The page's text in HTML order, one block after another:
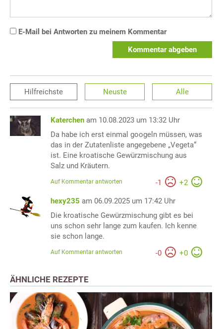
E-Mail bei Antworten zu meinem Kommentar
Kommentar abgeben
Hilfreichste Neuste Alle
Katerchen am 10.08.2023 um 13:32 Uhr
Da habe ich erst einmal googeln müssen, was
das in der Zutatenliste angegebene „Vegeta“
ist. Eine kroatische Gewürzmischung aus
Salz und Kräutern.
-1 +2
Auf Kommentar antworten
hexy235 am 06.09.2025 um 17:42 Uhr
Die kroatische Gewürzmischung gibt es bei
uns schon sehr lange zum kaufen. Ich kenne
sie schon lange.
-0 +0
Auf Kommentar antworten
ÄHNLICHE REZEPTE